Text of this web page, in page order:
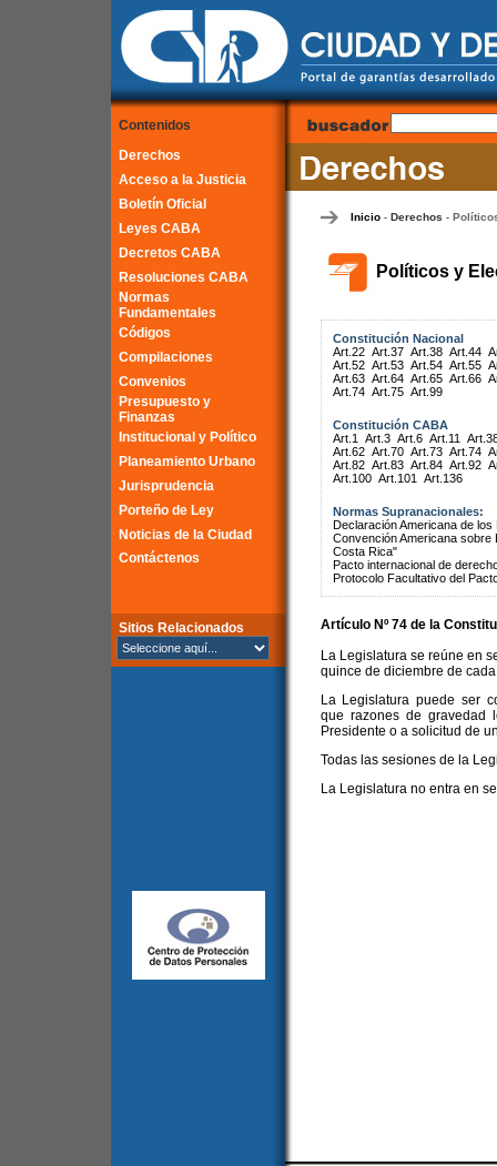
Contenidos
Derechos
Acceso a la Justicia
Boletín Oficial
Leyes CABA
Decretos CABA
Resoluciones CABA
Normas
Fundamentales
Códigos
Compilaciones
Convenios
Presupuesto y
Finanzas
Institucional y Político
Planeamiento Urbano
Jurisprudencia
Porteño de Ley
Noticias de la Ciudad
Contáctenos
Sitios Relacionados
Inicio- Derechos -
Políticos y
Constitución Nacional
Art.22 Art.37 Art.38 Art.44
Art.52 Art.53 Art.54 Art.55
Art.63 Art.64 Art.65 Art.66
Art.74 Art.75 Art.99
Constitución CABA
Art.1
Art.3 Art.6 Art.11
Art.62 Art.70 Art.73 Art.74
Art.82 Art.83 Art.84 Art.92
Art.100 Art.101 Art.136
Normas Supranacionales:
Declaración Americana de
Convención Americana
Costa Rica"
Pacto internacional de
Protocolo Facultativo del
Artículo Nº 74 de la
La Legislatura se reúne en
quince de diciembre de
La Legislatura puede ser
que razones de gravedad
Presidente o a solicitud de
Todas las sesiones de la
La Legislatura no entra en